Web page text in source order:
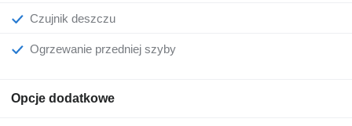
Czujnik deszczu
Ogrzewanie przedniej szyby
Opcje dodatkowe